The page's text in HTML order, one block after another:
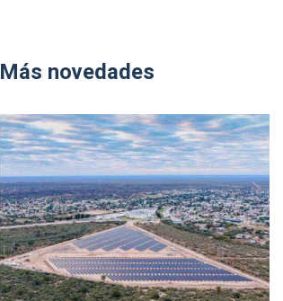
Más novedades